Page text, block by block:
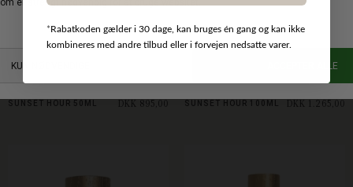
SUNSET HOUR 50ML DKK 895,00 SUNSET HOUR 100ML DKK 1.265,00
*Rabatkoden gælder i 30 dage, kan bruges én gang og kan ikke
kombineres med andre tilbud eller i forvejen nedsatte varer.